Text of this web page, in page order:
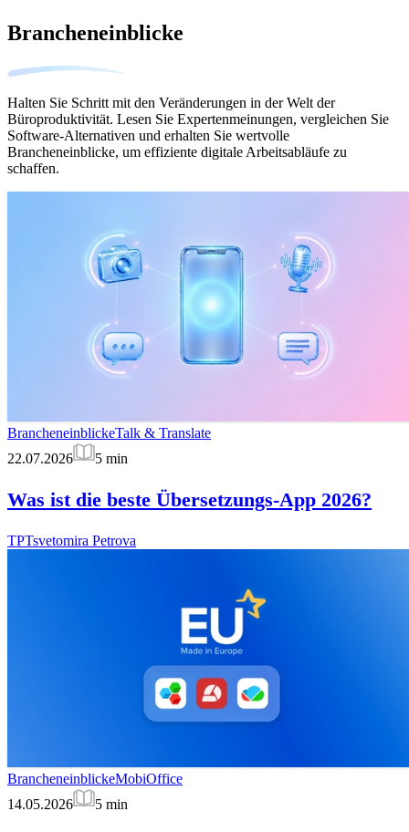
Brancheneinblicke
Halten Sie Schritt mit den Veränderungen in der Welt der
Büroproduktivität. Lesen Sie Expertenmeinungen, vergleichen Sie
Software-Alternativen und erhalten Sie wertvolle
Brancheneinblicke, um effiziente digitale Arbeitsabläufe zu
schaffen.
BrancheneinblickeTalk & Translate
22.07.2026
5 min
Was ist die beste Übersetzungs-App 2026?
TPTsvetomira Petrova
BrancheneinblickeMobiOffice
14.05.2026
5 min